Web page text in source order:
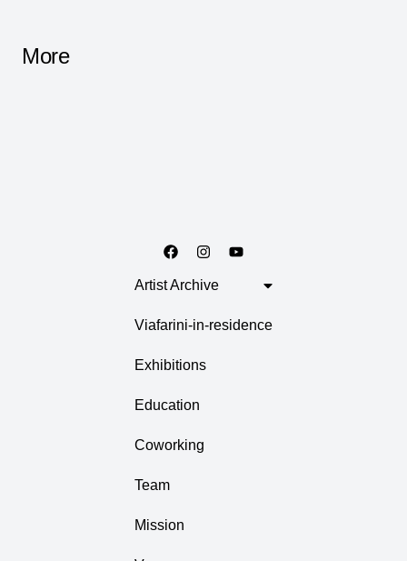
More
Artist Archive
Viafarini-in-residence
Exhibitions
Education
Coworking
Team
Mission